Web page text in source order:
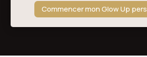
Commencer mon Glow Up